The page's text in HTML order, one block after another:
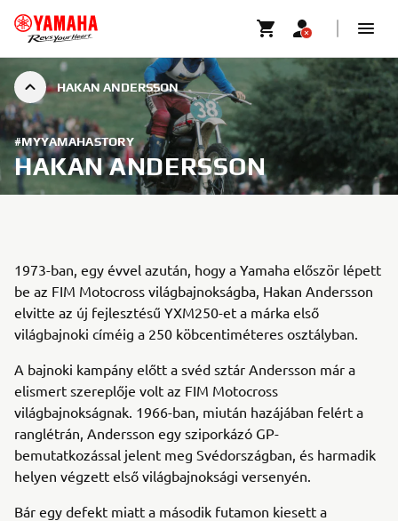
HAKAN ANDERSSON
#MYYAMAHASTORY
HAKAN ANDERSSON
1973-ban, egy évvel azután, hogy a Yamaha először lépett
be az FIM Motocross világbajnokságba, Hakan Andersson
elvitte az új fejlesztésű YXM250-et a márka első
világbajnoki címéig a 250 köbcentiméteres osztályban.
A bajnoki kampány előtt a svéd sztár Andersson már a
elismert szereplője volt az FIM Motocross
világbajnokságnak. 1966-ban, miután hazájában felért a
ranglétrán, Andersson egy sziporkázó GP-
bemutatkozással jelent meg Svédországban, és harmadik
helyen végzett első világbajnoksági versenyén.
Bár egy defekt miatt a második futamon kiesett a